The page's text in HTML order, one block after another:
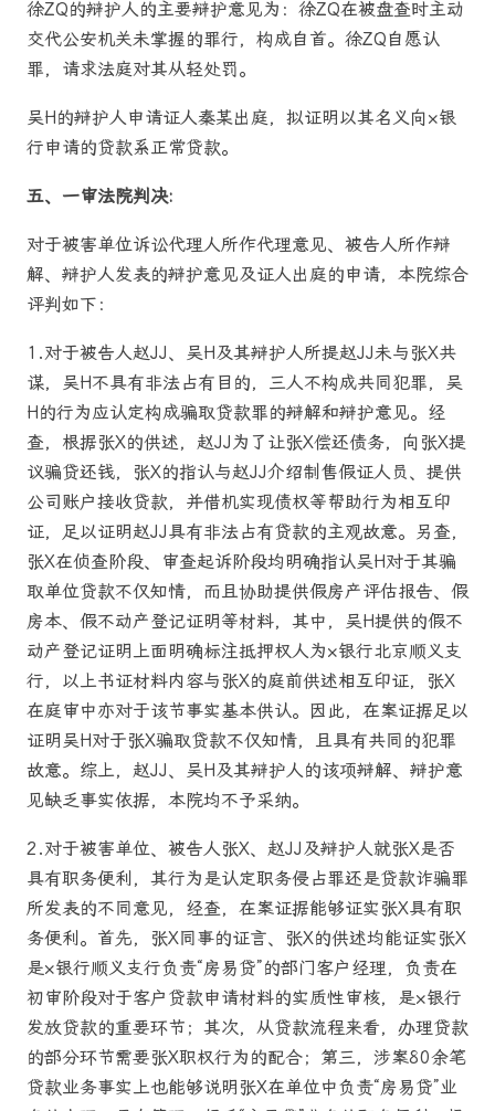
徐ZQ的辩护人的主要辩护意见为：徐ZQ在被盘查时主动
交代公安机关未掌握的罪行，构成自首。徐ZQ自愿认
罪，请求法庭对其从轻处罚。
吴H的辩护人申请证人秦某出庭，拟证明以其名义向×银
行申请的贷款系正常贷款。
五、一审法院判决:
对于被害单位诉讼代理人所作代理意见、被告人所作辩
解、辩护人发表的辩护意见及证人出庭的申请，本院综合
评判如下：
1.对于被告人赵JJ、吴H及其辩护人所提赵JJ未与张X共
谋，吴H不具有非法占有目的，三人不构成共同犯罪，吴
H的行为应认定构成骗取贷款罪的辩解和辩护意见。经
查，根据张X的供述，赵JJ为了让张X偿还债务，向张X提
议骗贷还钱，张X的指认与赵JJ介绍制售假证人员、提供
公司账户接收贷款，并借机实现债权等帮助行为相互印
证，足以证明赵JJ具有非法占有贷款的主观故意。另查，
张X在侦查阶段、审查起诉阶段均明确指认吴H对于其骗
取单位贷款不仅知情，而且协助提供假房产评估报告、假
房本、假不动产登记证明等材料，其中，吴H提供的假不
动产登记证明上面明确标注抵押权人为×银行北京顺义支
行，以上书证材料内容与张X的庭前供述相互印证，张X
在庭审中亦对于该节事实基本供认。因此，在案证据足以
证明吴H对于张X骗取贷款不仅知情，且具有共同的犯罪
故意。综上，赵JJ、吴H及其辩护人的该项辩解、辩护意
见缺乏事实依据，本院均不予采纳。
2.对于被害单位、被告人张X、赵JJ及辩护人就张X是否
具有职务便利，其行为是认定职务侵占罪还是贷款诈骗罪
所发表的不同意见，经查，在案证据能够证实张X具有职
务便利。首先，张X同事的证言、张X的供述均能证实张X
是×银行顺义支行负责“房易贷”的部门客户经理，负责在
初审阶段对于客户贷款申请材料的实质性审核，是×银行
发放贷款的重要环节；其次，从贷款流程来看，办理贷款
的部分环节需要张X职权行为的配合；第三，涉案80余笔
贷款业务事实上也能够说明张X在单位中负责“房易贷”业